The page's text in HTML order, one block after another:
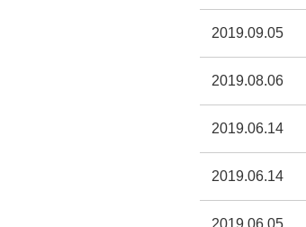
2019.09.05
2019.08.06
2019.06.14
2019.06.14
2019.06.05